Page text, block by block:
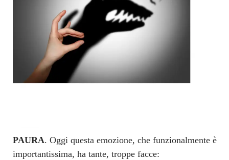
PAURA. Oggi questa emozione, che funzionalmente è
importantissima, ha tante, troppe facce: